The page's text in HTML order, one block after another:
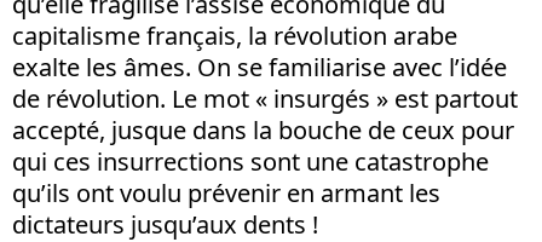
capitalisme français, la révolution arabe
exalte les âmes. On se familiarise avec l’idée
de révolution. Le mot « insurgés » est partout
accepté, jusque dans la bouche de ceux pour
qui ces insurrections sont une catastrophe
qu’ils ont voulu prévenir en armant les
dictateurs jusqu’aux dents !